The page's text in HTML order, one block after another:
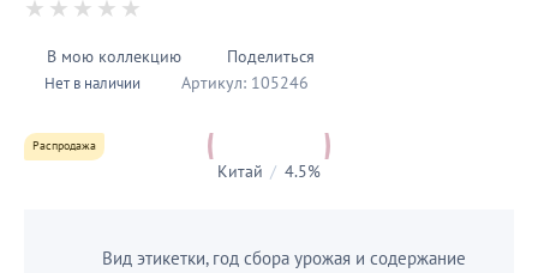
В мою коллекцию Поделиться
Нет в наличии Артикул: 105246
Распродажа
Китай / 4.5%
Вид этикетки, год сбора урожая и содержание